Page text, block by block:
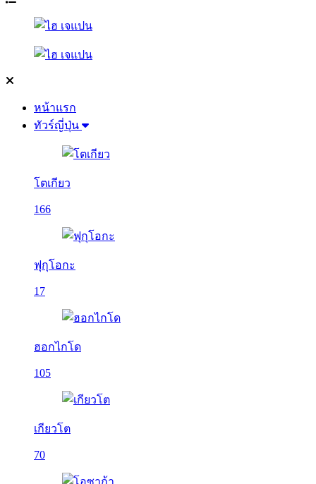
หน้าแรก
ทัวร์ญี่ปุ่น
โตเกียว
166
ฟุกุโอกะ
17
ฮอกไกโด
105
เกียวโต
70